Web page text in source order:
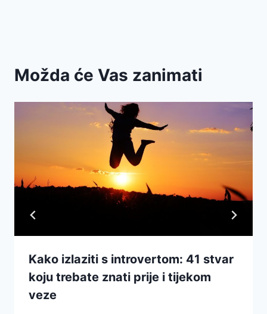
Možda će Vas zanimati
Kako izlaziti s introvertom: 41 stvar
koju trebate znati prije i tijekom
veze